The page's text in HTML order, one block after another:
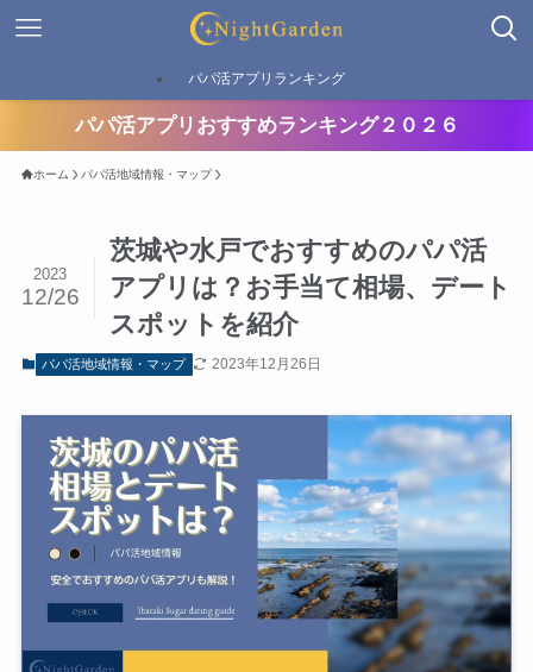
パパ活アプリランキング
パパ活アプリおすすめランキング２０２６
ホーム パパ活地域情報・マップ
茨城や水戸でおすすめのパパ活
アプリは？お手当て相場、デート
スポットを紹介
2023
12/26
パパ活地域情報・マップ 2023年12月26日